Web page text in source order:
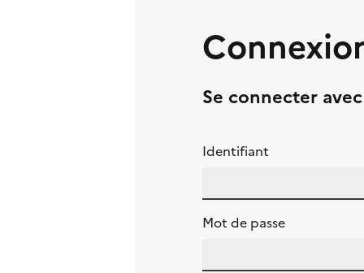
Se connecter
Identifiant
Mot de passe